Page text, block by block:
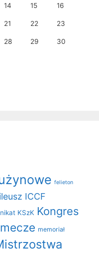
14 15 16
21 22 23
28 29 30
felieton
ICCF
KSzK Kongres
mecze memoriał